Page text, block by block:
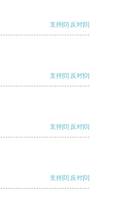
支持[0] 反对[0]
支持[0] 反对[0]
支持[0] 反对[0]
支持[0] 反对[0]